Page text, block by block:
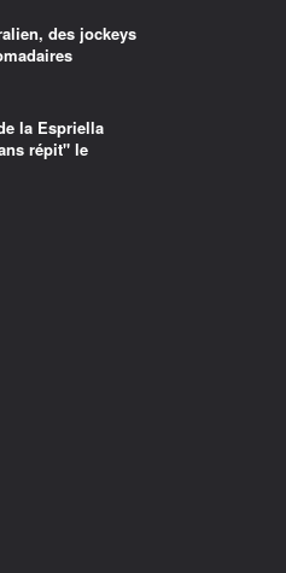
des jockeys
la Espriella
répit" le